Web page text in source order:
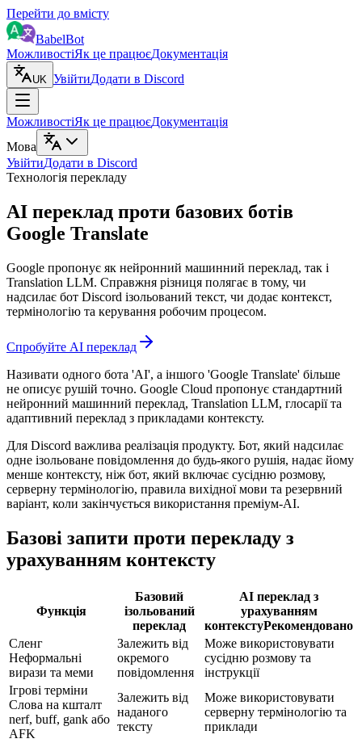
Перейти до вмісту
BabelBot
МожливостіЯк це працюєДокументація
UK УвійтиДодати в Discord
МожливостіЯк це працюєДокументація
Мова
УвійтиДодати в Discord
Технологія перекладу
AI переклад проти базових ботів
Google Translate
Google пропонує як нейронний машинний переклад, так і
Translation LLM. Справжня різниця полягає в тому, чи
надсилає бот Discord ізольований текст, чи додає контекст,
термінологію та керування робочим процесом.
Спробуйте AI переклад
Називати одного бота 'AI', а іншого 'Google Translate' більше
не описує рушій точно. Google Cloud пропонує стандартний
нейронний машинний переклад, Translation LLM, глосарії та
адаптивний переклад з прикладами контексту.
Для Discord важлива реалізація продукту. Бот, який надсилає
одне ізольоване повідомлення до будь-якого рушія, надає йому
менше контексту, ніж бот, який включає сусідню розмову,
серверну термінологію, правила вихідної мови та резервний
варіант, коли закінчується використання преміум-AI.
Базові запити проти перекладу з
урахуванням контексту
Функція
Базовий
ізольований
переклад
AI переклад з
урахуванням
контекстуРекомендовано
Сленг
Неформальні
вирази та меми
Залежить від
окремого
повідомлення
Може використовувати
сусідню розмову та
інструкції
Ігрові терміни
Слова на кшталт
nerf, buff, gank або
AFK
Залежить від
наданого
тексту
Може використовувати
серверну термінологію та
приклади